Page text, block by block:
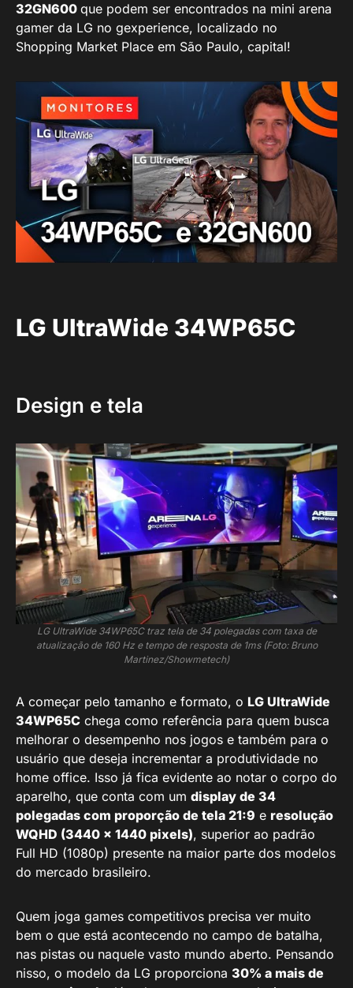
32GN600 que podem ser encontrados na mini arena
gamer da LG no gexperience, localizado no
Shopping Market Place em São Paulo, capital!
LG UltraWide 34WP65C
Design e tela
LG UltraWide 34WP65C traz tela de 34 polegadas com taxa de
atualização de 160 Hz e tempo de resposta de 1ms (Foto: Bruno
Martinez/Showmetech)
A começar pelo tamanho e formato, o LG UltraWide
34WP65C chega como referência para quem busca
melhorar o desempenho nos jogos e também para o
usuário que deseja incrementar a produtividade no
home office. Isso já fica evidente ao notar o corpo do
aparelho, que conta com um display de 34
polegadas com proporção de tela 21:9 e resolução
WQHD (3440 x 1440 pixels), superior ao padrão
Full HD (1080p) presente na maior parte dos modelos
do mercado brasileiro.
Quem joga games competitivos precisa ver muito
bem o que está acontecendo no campo de batalha,
nas pistas ou naquele vasto mundo aberto. Pensando
nisso, o modelo da LG proporciona 30% a mais de